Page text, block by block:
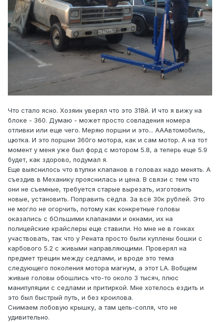
Что стало ясно. Хозяин уверял что это 318й. И что я вижу на
блоке - 360. Думаю - может просто совпадения номера
отливки или еще чего. Меряю поршни и это... АААвтомобиль,
щютка. И это поршни 360го мотора, как и сам мотор. А на тот
момент у меня уже был форд с мотором 5.8, а теперь еще 5.9
будет, как здорово, подумал я.
Еще выяснилось что втулки клапанов в головах надо менять. А
съездив в Механику прояснилась и цена. В связи с тем что
они не съемные, требуется старые вырезать, изготовить
новые, установить. Поправить сёдла. За всё 30к рублей. Это
не могло не огорчить, потому как конкретные головы
оказались с бОльшими клапанами и окнами, их на
полицейские крайслеры еще ставили. Но мне не в гонках
участвовать, так что у Рената просто были куплены бошки с
карбового 5.2 с живыми направляющими. Проверял на
предмет трещин между седлами, и вроде это тема
следующего поколения мотора магнум, а этот LA. Вобщем
живые головы обошлись что-то около 3 тысяч, плюс
манипуляции с седлами и притиркой. Мне хотелось ездить и
это был быстрый путь, и без кроилова.
Снимаем лобовую крышку, а там цепь-сопля, что не
удивительно.